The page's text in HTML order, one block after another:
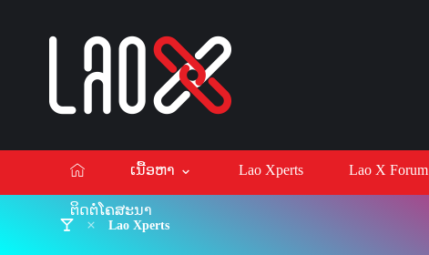
ເນື້ອຫາ Lao Xperts Lao X Forum
ຕິດຕໍ່ໂຄສະນາ
Lao Xperts